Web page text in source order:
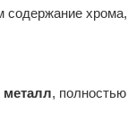
содержание хрома,
металл, полностью